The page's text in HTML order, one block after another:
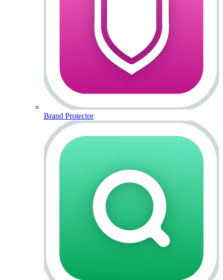
Brand Protector